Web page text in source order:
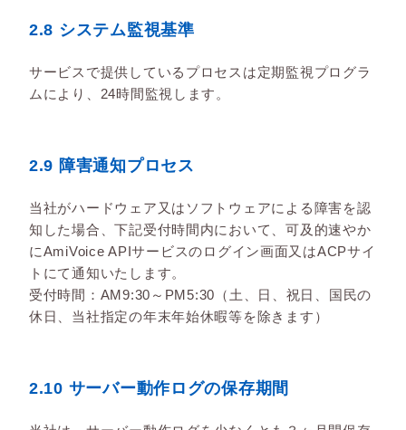
2.8 システム監視基準
サービスで提供しているプロセスは定期監視プログラ
ムにより、24時間監視します。
2.9 障害通知プロセス
当社がハードウェア又はソフトウェアによる障害を認
知した場合、下記受付時間内において、可及的速やか
にAmiVoice APIサービスのログイン画面又はACPサイ
トにて通知いたします。
受付時間：AM9:30～PM5:30（土、日、祝日、国民の
休日、当社指定の年末年始休暇等を除きます）
2.10 サーバー動作ログの保存期間